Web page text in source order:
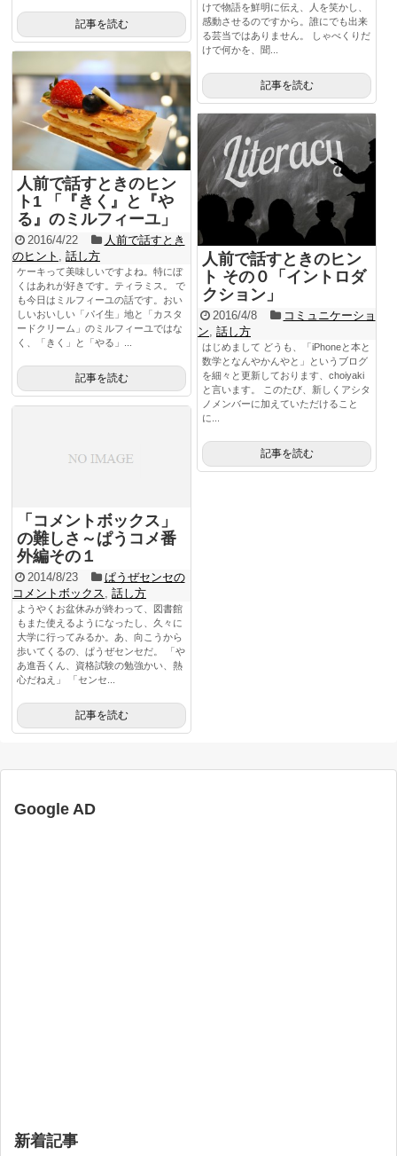
記事を読む
けで物語を鮮明に伝え、人を笑かし、
感動させるのですから。誰にでも出来
る芸当ではありません。 しゃべくりだ
けで何かを、聞...
記事を読む
人前で話すときのヒン
ト1 「『きく』と『や
る』のミルフィーユ」
2016/4/22
人前で話すとき
のヒント , 話し方
ケーキって美味しいですよね。特にぼ
くはあれが好きです。ティラミス。 で
も今日はミルフィーユの話です。おい
しいおいしい「パイ生」地と「カスタ
ードクリーム」のミルフィーユではな
く、「きく」と「やる」...
記事を読む
人前で話すときのヒン
ト その０「イントロダ
クション」
2016/4/8
コミュニケーショ
ン 話し方
はじめまして どうも、「iPhoneと本と
数学となんやかんやと」というブログ
を細々と更新しております、choiyaki
と言います。 このたび、新しくアシタ
ノメンバーに加えていただけること
に...
記事を読む
「コメントボックス」
の難しさ～ぱうコメ番
外編その１
2014/8/23
ぱうぜセンセの
コメントボックス
話し方
ようやくお盆休みが終わって、図書館
もまた使えるようになったし、久々に
大学に行ってみるか。あ、向こうから
歩いてくるの、ぱうぜセンセだ。 「や
あ進吾くん、資格試験の勉強かい、熱
心だねえ」 「センセ...
記事を読む
Google AD
新着記事